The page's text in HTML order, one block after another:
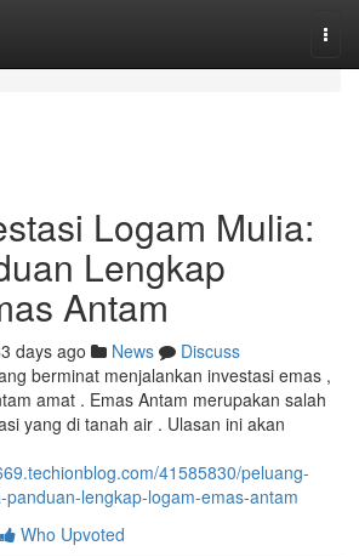
Logam Mulia:
Lengkap
Antam
days ago News
Discuss
berminat menjalankan investasi emas ,
amat . Emas Antam merupakan salah
yang di tanah air . Ulasan ini akan
41585830/peluang-
lengkap-logam-emas-antam
Who Upvoted